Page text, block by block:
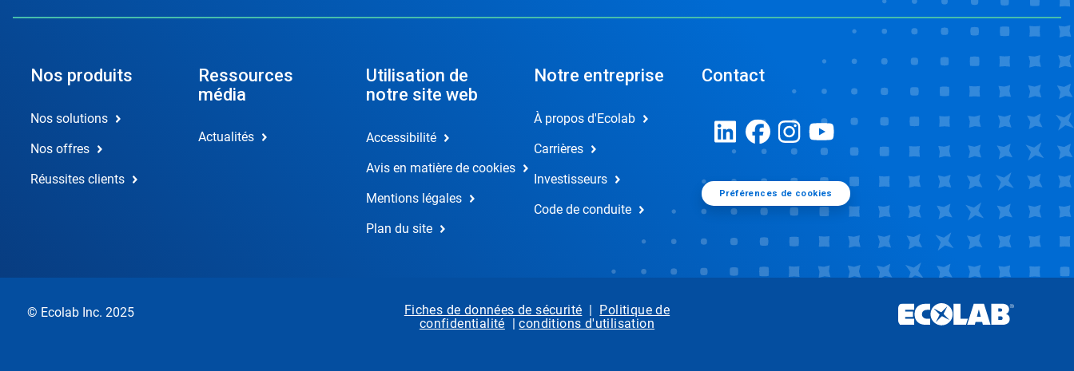
Nos produits
Nos solutions
Nos offres
Réussites clients
Ressources
média
Actualités
Utilisation de
notre site web
Accessibilité
Avis en matière de cookies
Mentions légales
Plan du site
Notre entreprise
À propos d'Ecolab
Carrières
Investisseurs
Code de conduite
Contact
Préférences de cookies
© Ecolab Inc. 2025 Fiches de données de sécurité | Politique de
confidentialité |conditions d'utilisation